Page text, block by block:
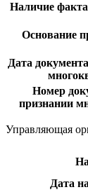
Наличие
Основание
Дата
Номер
признании
Управляющая
Дата